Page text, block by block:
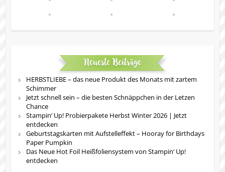
Neueste Beiträge
HERBSTLIEBE – das neue Produkt des Monats mit zartem
Schimmer
Jetzt schnell sein – die besten Schnäppchen in der Letzen
Chance
Stampin‘ Up! Probierpakete Herbst Winter 2026 | Jetzt
entdecken
Geburtstagskarten mit Aufstelleffekt – Hooray for Birthdays
Paper Pumpkin
Das Neue Hot Foil Heißfoliensystem von Stampin‘ Up!
entdecken